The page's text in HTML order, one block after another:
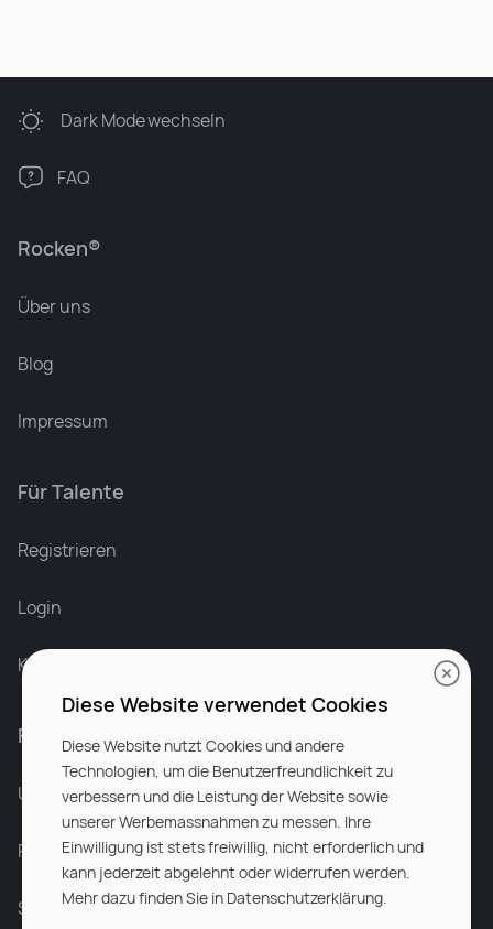
Rocken®
Über uns
Blog
Impressum
Für Talente
Registrieren
Login
Karriere bei Rocken
Für Unternehmen
Unsere Dienstleistungen
Partnerunternehmen
Sitemap
Dark Modewechseln
FAQ
Diese Website verwendet Cookies
Diese Website nutzt Cookies und andere
Technologien, um die Benutzerfreundlichkeit zu
verbessern und die Leistung der Website sowie
unserer Werbemassnahmen zu messen. Ihre
Einwilligung ist stets freiwillig, nicht erforderlich und
kann jederzeit abgelehnt oder widerrufen werden.
Mehr dazu finden Sie in Datenschutzerklärung.